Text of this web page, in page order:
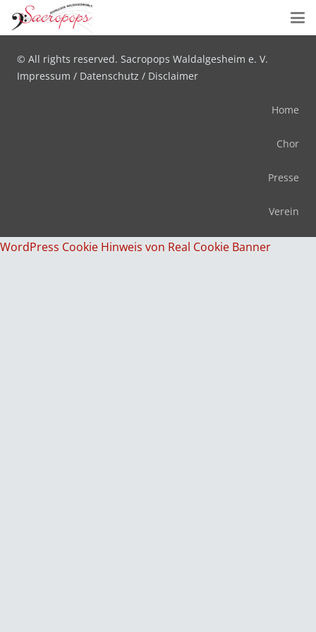
Designed bywunschseiten.de
© All rights reserved. Sacropops Waldalgesheim e. V.
Impressum / Datenschutz / Disclaimer
Home
Chor
Presse
Verein
WordPress Cookie Hinweis von Real Cookie Banner